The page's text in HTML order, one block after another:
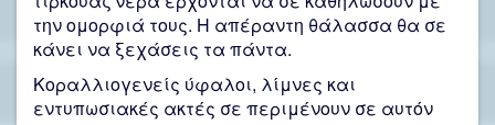
την ομορφιά τους. Η απέραντη θάλασσα θα σε
κάνει να ξεχάσεις τα πάντα.
Κοραλλιογενείς ύφαλοι, λίμνες και
εντυπωσιακές ακτές σε περιμένουν σε αυτόν